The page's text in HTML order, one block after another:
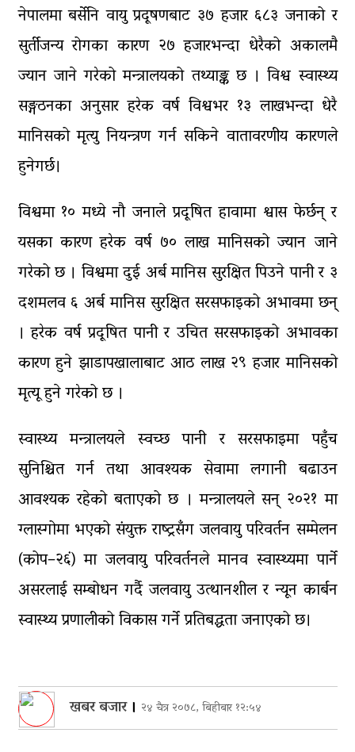
नेपालमा बर्सेनि वायु प्रदूषणबाट ३७ हजार ६८३ जनाको र
सुर्तीजन्य रोगका कारण २७ हजारभन्दा धेरैको अकालमै
ज्यान जाने गरेको मन्त्रालयको तथ्याङ्क छ । विश्व स्वास्थ्य
सङ्गठनका अनुसार हरेक वर्ष विश्वभर १३ लाखभन्दा धेरै
मानिसको मृत्यु नियन्त्रण गर्न सकिने वातावरणीय कारणले
हुनेगर्छ।
विश्वमा १० मध्ये नौ जनाले प्रदूषित हावामा श्वास फेर्छन् र
यसका कारण हरेक वर्ष ७० लाख मानिसको ज्यान जाने
गरेको छ । विश्वमा दुई अर्ब मानिस सुरक्षित पिउने पानी र ३
दशमलव ६ अर्ब मानिस सुरक्षित सरसफाइको अभावमा छन्
। हरेक वर्ष प्रदूषित पानी र उचित सरसफाइको अभावका
कारण हुने झाडापखालाबाट आठ लाख २९ हजार मानिसको
मृत्यू हुने गरेको छ ।
स्वास्थ्य मन्त्रालयले स्वच्छ पानी र सरसफाइमा पहुँच
सुनिश्चित गर्न तथा आवश्यक सेवामा लगानी बढाउन
आवश्यक रहेको बताएको छ । मन्त्रालयले सन् २०२१ मा
ग्लास्गोमा भएको संयुक्त राष्ट्रसँग जलवायु परिवर्तन सम्मेलन
(कोप–२६ं) मा जलवायु परिवर्तनले मानव स्वास्थ्यमा पार्ने
असरलाई सम्बोधन गर्दै जलवायु उत्थानशील र न्यून कार्बन
स्वास्थ्य प्रणालीको विकास गर्ने प्रतिबद्धता जनाएको छ।
खबर बजार। २४ चैत्र २०७८, बिहीबार १२:५४